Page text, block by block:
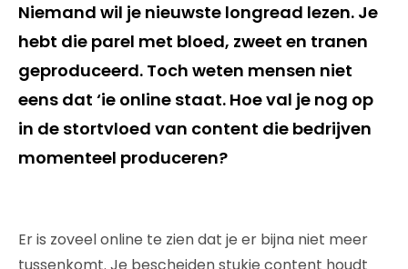
Niemand wil je nieuwste longread lezen. Je
hebt die parel met bloed, zweet en tranen
geproduceerd. Toch weten mensen niet
eens dat ‘ie online staat. Hoe val je nog op
in de stortvloed van content die bedrijven
momenteel produceren?
Er is zoveel online te zien dat je er bijna niet meer